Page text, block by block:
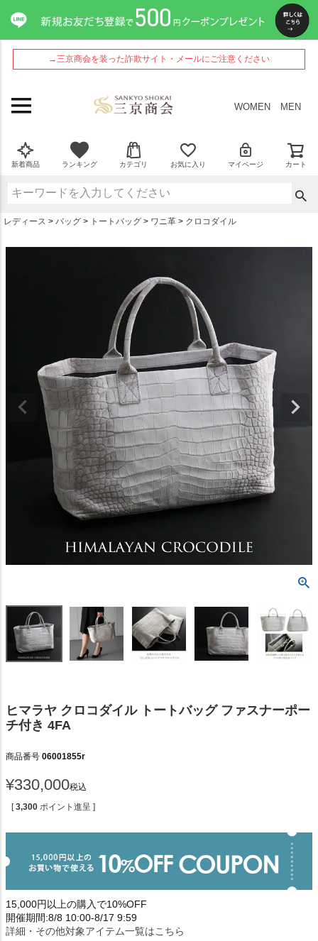
→三京商会を装った詐欺サイト・メールにご注意ください
WOMEN MEN
新着商品 ランキング カテゴリ お気に入り マイページ カート
レディース バッグ トートバッグ ワニ革 クロコダイル
ヒマラヤ クロコダイル トートバッグ ファスナーポー
チ付き 4FA
商品番号 06001855r
¥330,000税込
[ 3,300 ポイント進呈 ]
15,000円以上の購入で10%OFF
開催期間:8/8 10:00-8/17 9:59
詳細・その他対象アイテム一覧はこちら
ペー
ジト
ップ
へ